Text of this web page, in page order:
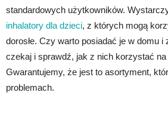
standardowych użytkowników.
inhalatory dla dzieci, z których mogą
dorosłe. Czy warto posiadać je w domu
czekaj i sprawdź, jak z nich korzystać na
Gwarantujemy, że jest to asortyment,
problemach.